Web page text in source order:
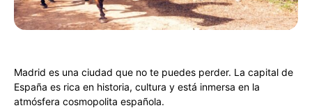
Madrid es una ciudad que no te puedes perder. La capital de
España es rica en historia, cultura y está inmersa en la
atmósfera cosmopolita española.